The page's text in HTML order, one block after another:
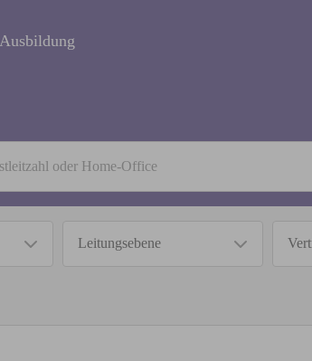
Ausbildung
Leitungsebene